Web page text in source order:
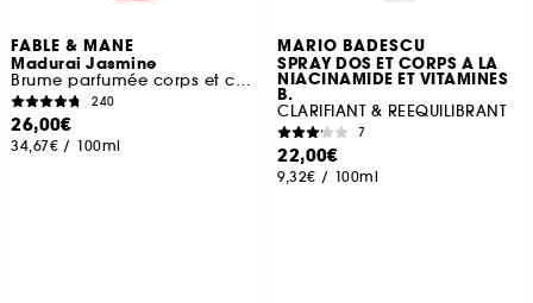
FABLE & MANE
Madurai Jasmine
Brume parfumée corps et cheveux
240
26,00€
34,67€ / 100ml
MARIO BADESCU
SPRAY DOS ET CORPS A LA
NIACINAMIDE ET VITAMINES
B.
CLARIFIANT & REEQUILIBRANT
7
22,00€
9,32€ / 100ml